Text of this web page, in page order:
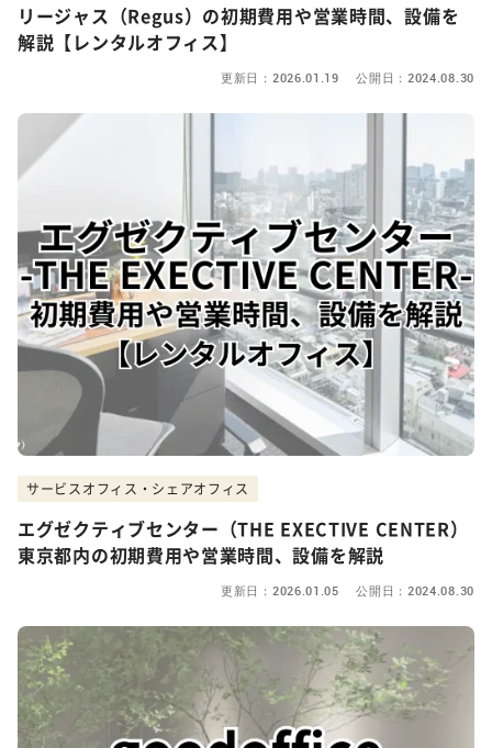
リージャス（Regus）の初期費用や営業時間、設備を
解説【レンタルオフィス】
更新日：2026.01.19 公開日：2024.08.30
サービスオフィス・シェアオフィス
エグゼクティブセンター（THE EXECTIVE CENTER）
東京都内の初期費用や営業時間、設備を解説
更新日：2026.01.05 公開日：2024.08.30